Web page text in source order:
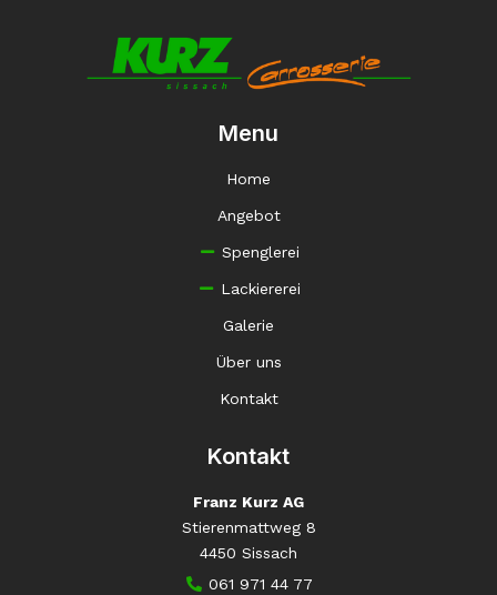
Menu
Home
Angebot
Spenglerei
Lackiererei
Galerie
Über uns
Kontakt
Kontakt
Franz Kurz AG
Stierenmattweg 8
4450 Sissach
061 971 44 77